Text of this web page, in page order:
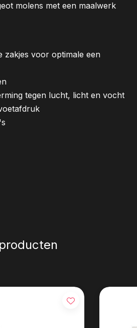
molens met een maalwerk
zakjes voor optimale een
tegen lucht, licht en vocht